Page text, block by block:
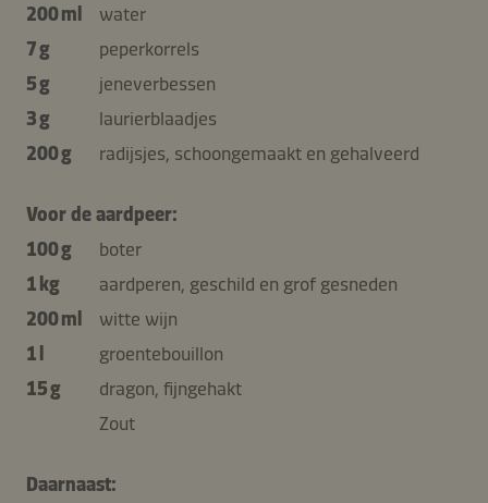
200 ml
water
7 g
peperkorrels
5 g
jeneverbessen
3 g
laurierblaadjes
200 g
radijsjes, schoongemaakt en gehalveerd
Voor de aardpeer:
100 g
boter
1 kg
aardperen, geschild en grof gesneden
200 ml
witte wijn
1 l
groentebouillon
15 g
dragon, fijngehakt
Zout
Daarnaast: